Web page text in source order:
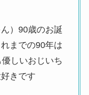
）90歳のお誕
までの90年は
しいおじいち
きです